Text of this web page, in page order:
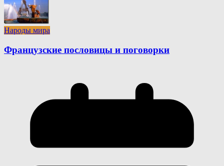
Народы мира
Французские пословицы и поговорки